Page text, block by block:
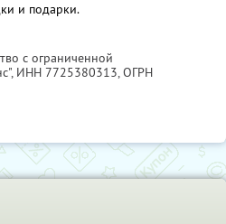
и подарки.
с ограниченной
ИНН 7725380313, ОГРН